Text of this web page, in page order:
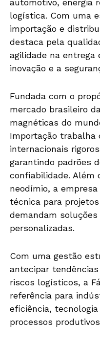
automotivo, energia
logística. Com uma
importação e
destaca pela
agilidade na entrega
inovação e a
Fundada com o
mercado brasileiro
magnéticas do
Importação trabalha
internacionais
garantindo padrões
confiabilidade. Além
neodímio, a
técnica para
demandam
personalizadas.
Com uma gestão
antecipar
riscos logísticos, a
referência para
eficiência,
processos